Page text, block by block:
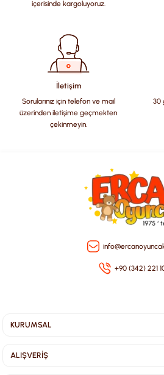
Ürün açıklamasında eksik bilgiler
Ürün bilgilerinde hatalar bulunuyor.
Ürün fiyatı diğer sitelerden daha
Bu ürüne benzer farklı alternatifler
içerisinde kargoluyoruz.
İletişim
Sorularınız için telefon ve mail
üzerinden iletişime geçmekten
çekinmeyin.
30
+90 (342) 221
KURUMSAL
ALIŞVERİŞ